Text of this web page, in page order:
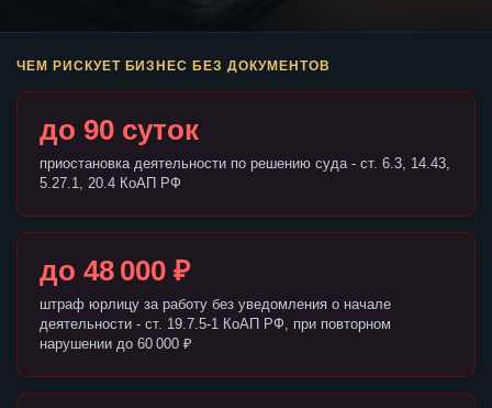
ЧЕМ РИСКУЕТ БИЗНЕС БЕЗ ДОКУМЕНТОВ
до 90 суток
приостановка деятельности по решению суда - ст. 6.3, 14.43,
5.27.1, 20.4 КоАП РФ
до 48 000 ₽
штраф юрлицу за работу без уведомления о начале
деятельности - ст. 19.7.5-1 КоАП РФ, при повторном
нарушении до 60 000 ₽